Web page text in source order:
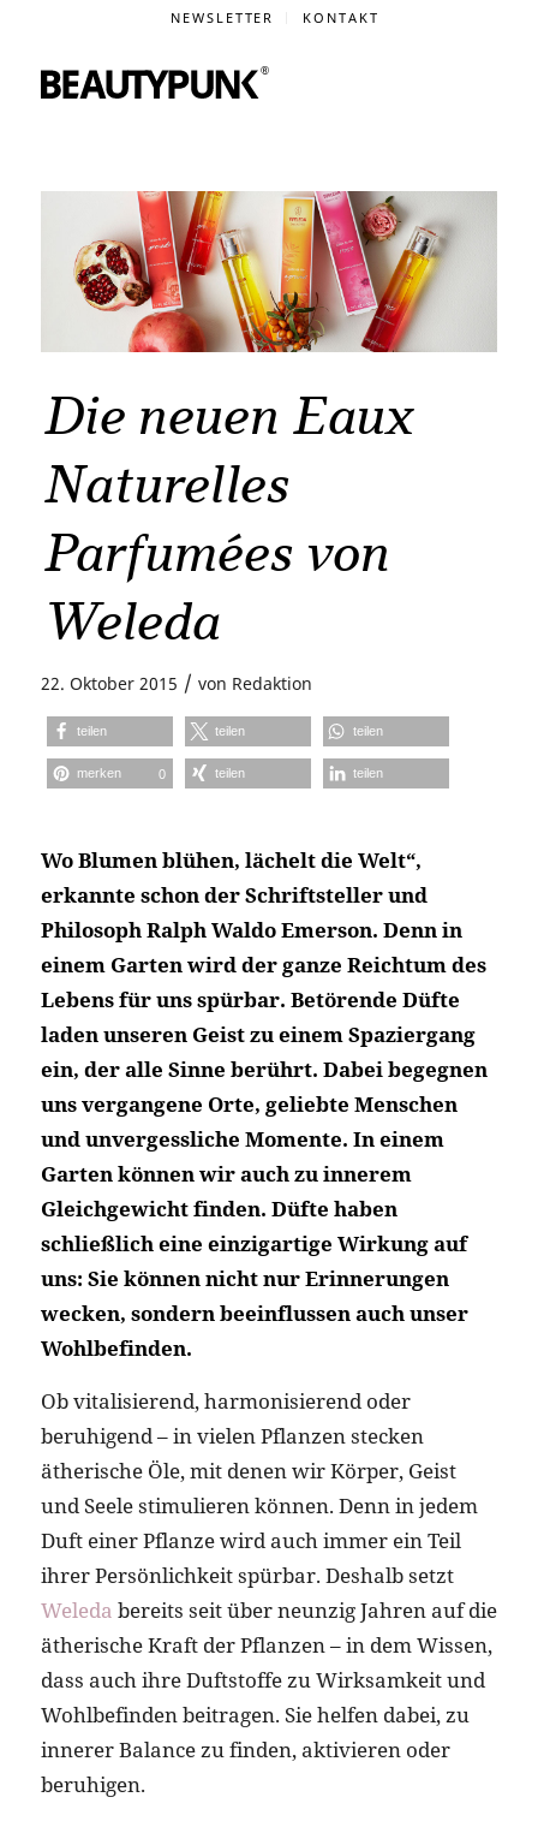
NEWSLETTER KONTAKT
Die neuen Eaux
Naturelles
Parfumées von
Weleda
22. Oktober 2015 / von Redaktion
teilen teilen teilen
merken 0 teilen teilen
Wo Blumen blühen, lächelt die Welt“,
erkannte schon der Schriftsteller und
Philosoph Ralph Waldo Emerson. Denn in
einem Garten wird der ganze Reichtum des
Lebens für uns spürbar. Betörende Düfte
laden unseren Geist zu einem Spaziergang
ein, der alle Sinne berührt. Dabei begegnen
uns vergangene Orte, geliebte Menschen
und unvergessliche Momente. In einem
Garten können wir auch zu innerem
Gleichgewicht finden. Düfte haben
schließlich eine einzigartige Wirkung auf
uns: Sie können nicht nur Erinnerungen
wecken, sondern beeinflussen auch unser
Wohlbefinden.
Ob vitalisierend, harmonisierend oder
beruhigend – in vielen Pflanzen stecken
ätherische Öle, mit denen wir Körper, Geist
und Seele stimulieren können. Denn in jedem
Duft einer Pflanze wird auch immer ein Teil
ihrer Persönlichkeit spürbar. Deshalb setzt
Weleda bereits seit über neunzig Jahren auf die
ätherische Kraft der Pflanzen – in dem Wissen,
dass auch ihre Duftstoffe zu Wirksamkeit und
Wohlbefinden beitragen. Sie helfen dabei, zu
innerer Balance zu finden, aktivieren oder
beruhigen.